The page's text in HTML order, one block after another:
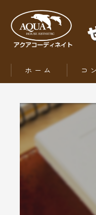
ホーム コ